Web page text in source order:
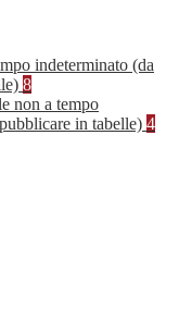
indeterminato (da
8
non a tempo
in tabelle) 4